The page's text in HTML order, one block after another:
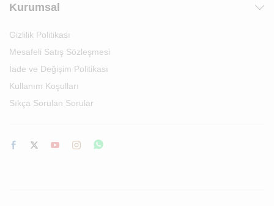
Kurumsal
Gizlilik Politikası
Mesafeli Satış Sözleşmesi
İade ve Değişim Politikası
Kullanım Koşulları
Sıkça Sorulan Sorular